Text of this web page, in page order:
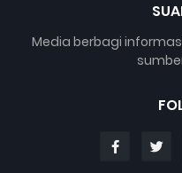
Media berbagi